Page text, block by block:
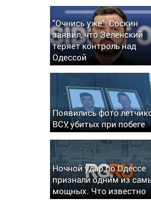
"Очнись уже": Соскин
заявил, что Зеленский
теряет контроль над
Одессой
Появились фото
ВСУ, убитых при побеге
Ночной удар по Одессе
признали одним из
мощных. Что известно